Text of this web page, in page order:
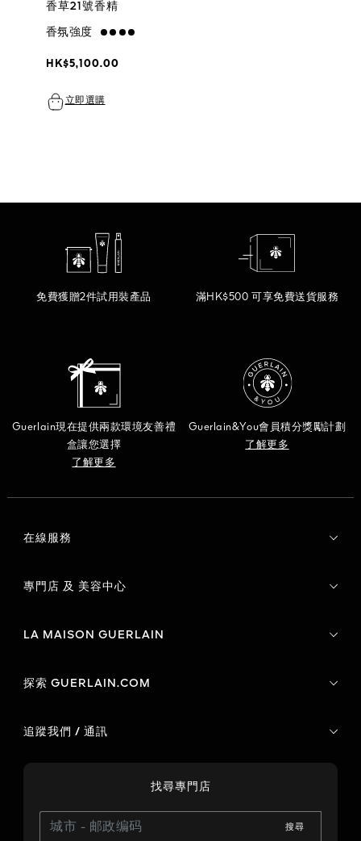
香草21號香精
香氛強度 strong
HK$5,100.00
立即選購
免費獲贈2件試用裝產品 滿HK$500 可享免費送貨服務
Guerlain現在提供兩款環境友善禮
盒讓您選擇
了解更多
Guerlain&You會員積分獎勵計劃
了解更多
在線服務
專門店 及 美容中心
LA MAISON GUERLAIN
探索 GUERLAIN.COM
追蹤我們 / 通訊
找尋專門店
搜尋